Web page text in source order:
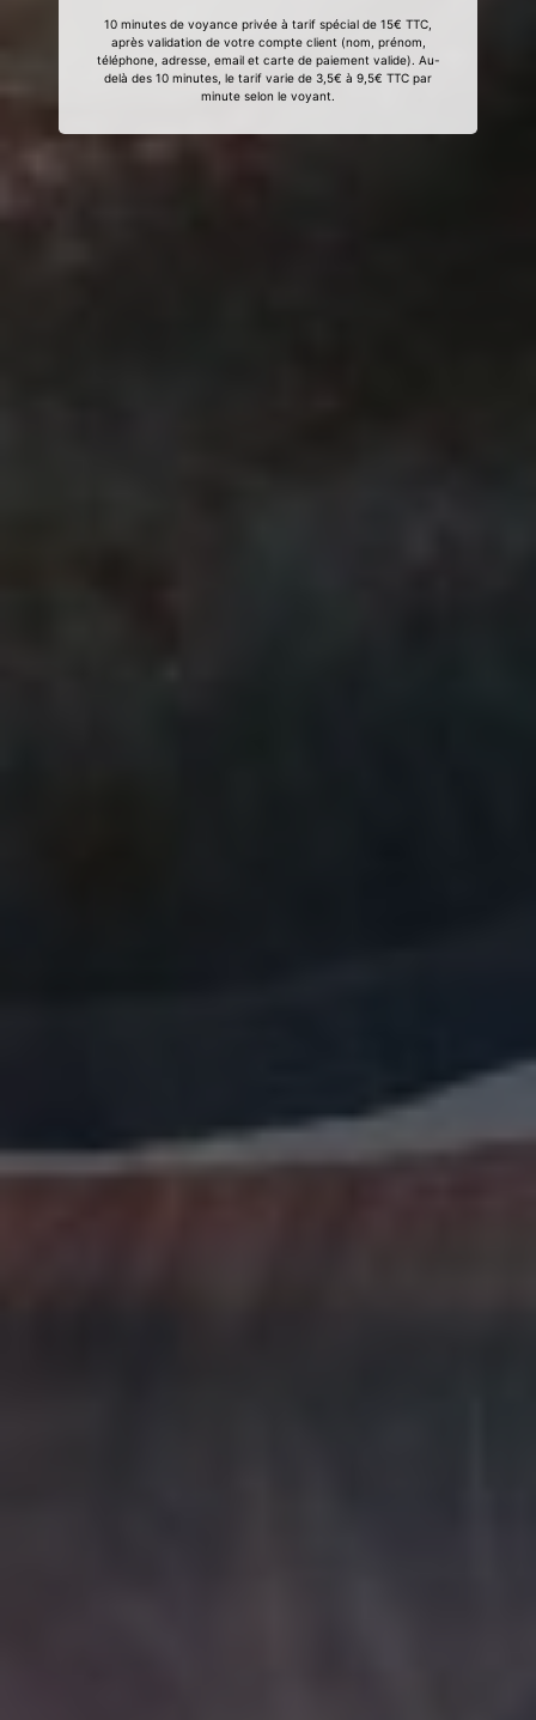
10 minutes de voyance privée à tarif spécial de 15€ TTC,
après validation de votre compte client (nom, prénom,
téléphone, adresse, email et carte de paiement valide). Au-
delà des 10 minutes, le tarif varie de 3,5€ à 9,5€ TTC par
minute selon le voyant.